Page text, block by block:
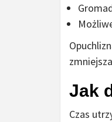
Jak
Czas